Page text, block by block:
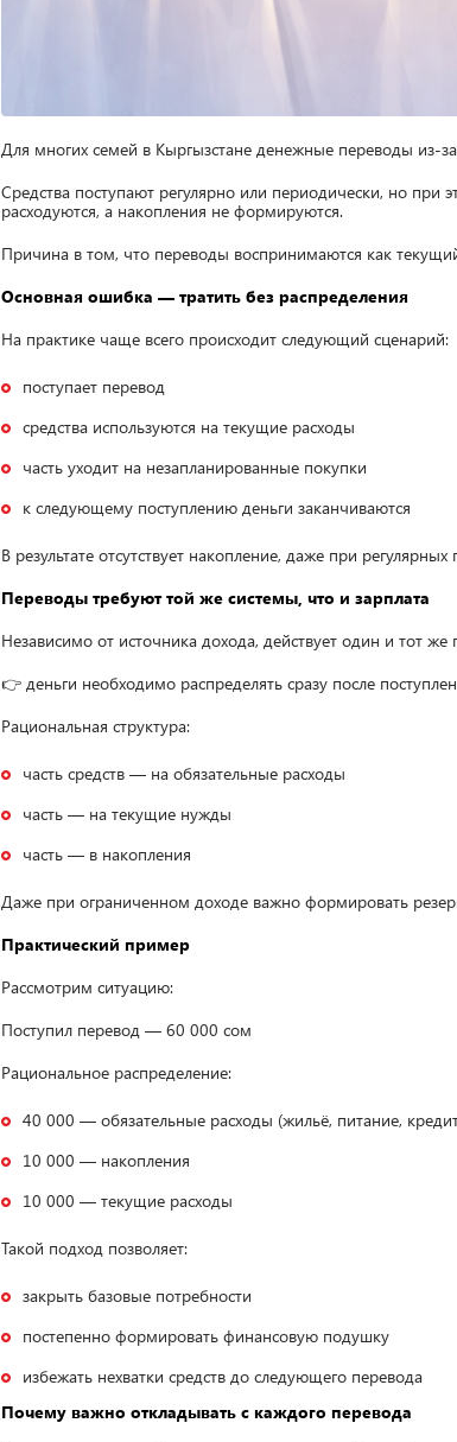
Для многих семей в Кыргызстане денежные переводы из-
Средства поступают регулярно или периодически, но при
расходуются, а накопления не формируются.
Причина в том, что переводы воспринимаются как
Основная ошибка — тратить без распределения
На практике чаще всего происходит следующий сценарий:
поступает перевод
средства используются на текущие расходы
часть уходит на незапланированные покупки
к следующему поступлению деньги заканчиваются
В результате отсутствует накопление, даже при регулярных
Переводы требуют той же системы, что и зарплата
Независимо от источника дохода, действует один и тот же
👉 деньги необходимо распределять сразу после
Рациональная структура:
часть средств — на обязательные расходы
часть — на текущие нужды
часть — в накопления
Даже при ограниченном доходе важно формировать
Практический пример
Рассмотрим ситуацию:
Поступил перевод — 60 000 сом
Рациональное распределение:
40 000 — обязательные расходы (жильё, питание,
10 000 — накопления
10 000 — текущие расходы
Такой подход позволяет:
закрыть базовые потребности
постепенно формировать финансовую подушку
избежать нехватки средств до следующего перевода
Почему важно откладывать с каждого перевода